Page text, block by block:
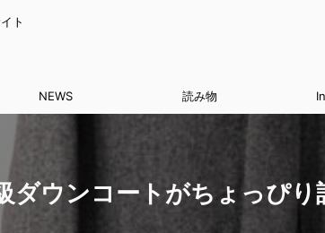
ト
NEWS 読み物
ダウンコートがちょっぴ